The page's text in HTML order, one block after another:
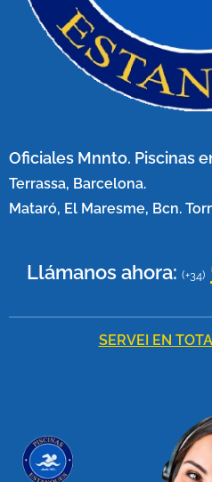
Oficiales Mnnto. Piscinas
Terrassa, Barcelona.
Mataró, El Maresme, Bcn.
Llámanos ahora: (+34)
SERVEI EN